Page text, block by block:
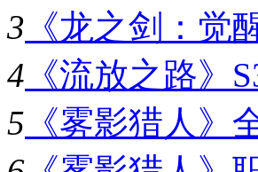
3 《龙之剑：觉
4 《流放之路》
5 《雾影猎人》